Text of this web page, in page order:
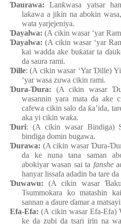
Ɗaurawa: Lanƙwasa yatsar
laƙawa a jikin na abokin
wata yarjejeniya.
Ɗayalwa: (A cikin wasar ‘yar
Ɗayalwa: (A cikin wasar ‘yar
kai wadda ake buƙatar taɗ
da saura rami.
Ɗille: (A cikin wasar ‘YarƊille)
‘yar wasa zuwa cikin rami.
Ɗura-Ɗura: (A cikin wasar Ɗ
wasannin yara mata da ake
cafewa cikin salo da ƙa’ida,
aka yi cikin waƙa.
Ɗuri: (A cikin wasar Bindiga)
bindiga domin bugawa.
Ɗurawa: (A cikin wasarƊura-Ɗ
da ke
nuna tana saman
abokiyar wasan sai ta fanshe
hanyar lissafa adadin ba tare da
Ɗuwawu: (A cikin wasar Ɓ
Tsummokara ko matashin
sannan a ɗaure ɗamar a
Efa-Efa: (A cikin wasar Efa-Efa)
ke da zubi da tsari irin na